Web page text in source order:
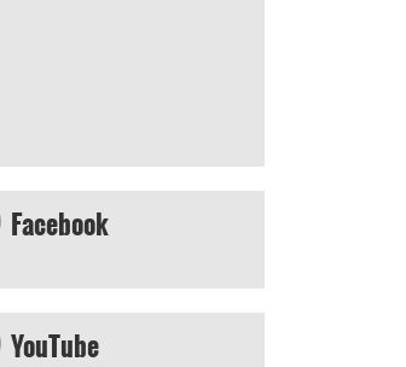
Facebook
YouTube